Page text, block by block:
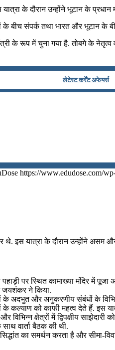
के दौरान उन्होंने भूटान के प्रधान
के बीच संपर्क तथा भारत और भूटान
के रूप में चुना गया है. तोबगे के नेतृत्व
लेटेस्ट कर्रेंट अफेयर्स
https://www.edudose.com/
यात्रा के दौरान उन्होंने असम
पर स्थित कामाख्या मंदिर में पूजा
जयशंकर ने किया.
के अदभुत और अनुकरणीय संबंधों के
कल्‍याण को काफी महत्‍व देते हैं. इस
विभिन्न क्षेत्रों में द्विपक्षीय
वार्ता बैठक की थी.
सिद्धांत का समर्थन करता है और